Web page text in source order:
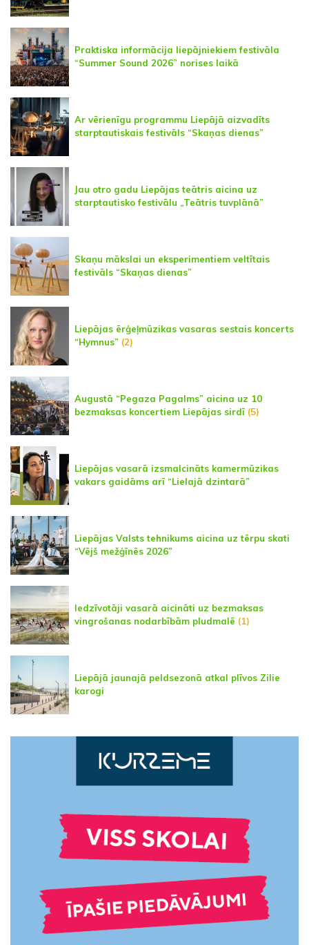
Praktiska informācija liepājniekiem festivāla
“Summer Sound 2026” norises laikā
Ar vērienīgu programmu Liepājā aizvadīts
starptautiskais festivāls “Skaņas dienas”
Jau otro gadu Liepājas teātris aicina uz
starptautisko festivālu „Teātris tuvplānā”
Skaņu mākslai un eksperimentiem veltītais
festivāls “Skaņas dienas”
Liepājas ērģeļmūzikas vasaras sestais koncerts
“Hymnus” (2)
Augustā “Pegaza Pagalms” aicina uz 10
bezmaksas koncertiem Liepājas sirdī (5)
Liepājas vasarā izsmalcināts kamermūzikas
vakars gaidāms arī “Lielajā dzintarā”
Liepājas Valsts tehnikums aicina uz tērpu skati
“Vējš mežģīnēs 2026”
Iedzīvotāji vasarā aicināti uz bezmaksas
vingrošanas nodarbībām pludmalē (1)
Liepājā jaunajā peldsezonā atkal plīvos Zilie
karogi